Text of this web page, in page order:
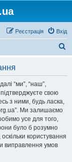
Вхід
Реєстрація
“ми”, “наш”,
свою
з ними, будь ласка,
Ми залишаємо
усе для того,
було б розумно
користування
виправлення умов